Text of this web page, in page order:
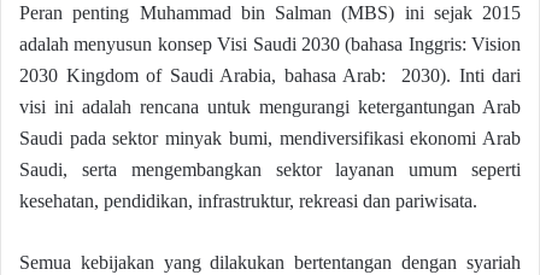
Peran penting Muhammad bin Salman (MBS) ini sejak 2015
adalah menyusun konsep Visi Saudi 2030 (bahasa Inggris: Vision
2030 Kingdom of Saudi Arabia, bahasa Arab: 2030). Inti dari
visi ini adalah rencana untuk mengurangi ketergantungan Arab
Saudi pada sektor minyak bumi, mendiversifikasi ekonomi Arab
Saudi, serta mengembangkan sektor layanan umum seperti
kesehatan, pendidikan, infrastruktur, rekreasi dan pariwisata.
Semua kebijakan yang dilakukan bertentangan dengan syariah